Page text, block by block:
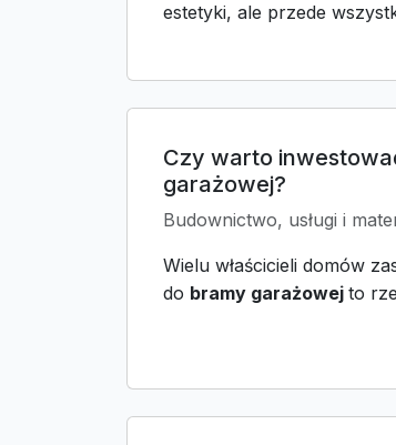
estetyki, ale przede
Czy warto
garażowej?
Budownictwo, usługi i
Wielu właścicieli domów
do bramy garażowej to